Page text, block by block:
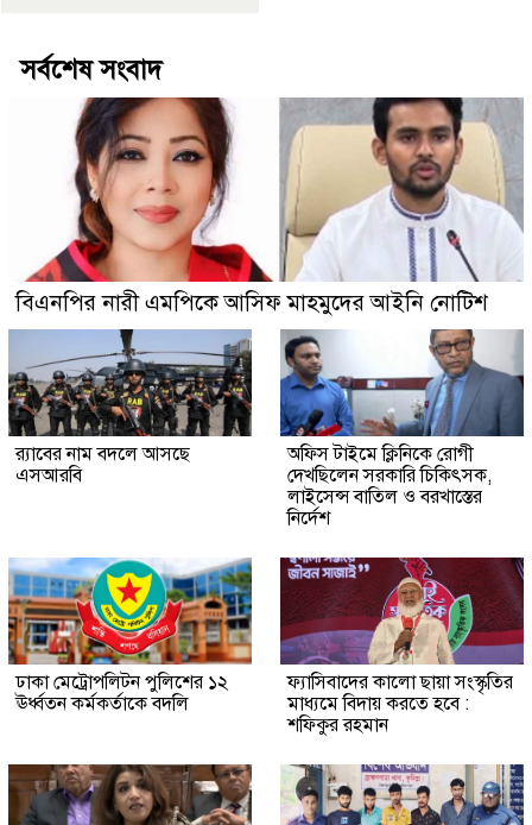
সর্বশেষ সংবাদ
বিএনপির নারী এমপিকে আসিফ মাহমুদের আইনি নোটিশ
র‍্যাবের নাম বদলে আসছে
এসআরবি
অফিস টাইমে ক্লিনিকে রোগী
দেখছিলেন সরকারি চিকিৎসক,
লাইসেন্স বাতিল ও বরখাস্তের
নির্দেশ
ঢাকা মেট্রোপলিটন পুলিশের ১২
ঊর্ধ্বতন কর্মকর্তাকে বদলি
ফ্যাসিবাদের কালো ছায়া সংস্কৃতির
মাধ্যমে বিদায় করতে হবে :
শফিকুর রহমান